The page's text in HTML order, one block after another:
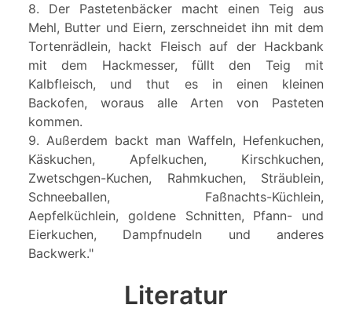
8. Der Pastetenbäcker macht einen Teig aus
Mehl, Butter und Eiern, zerschneidet ihn mit dem
Tortenrädlein, hackt Fleisch auf der Hackbank
mit dem Hackmesser, füllt den Teig mit
Kalbfleisch, und thut es in einen kleinen
Backofen, woraus alle Arten von Pasteten
kommen.
9. Außerdem backt man Waffeln, Hefenkuchen,
Käskuchen, Apfelkuchen, Kirschkuchen,
Zwetschgen-Kuchen, Rahmkuchen, Sträublein,
Schneeballen, Faßnachts-Küchlein,
Aepfelküchlein, goldene Schnitten, Pfann- und
Eierkuchen, Dampfnudeln und anderes
Backwerk."
Literatur